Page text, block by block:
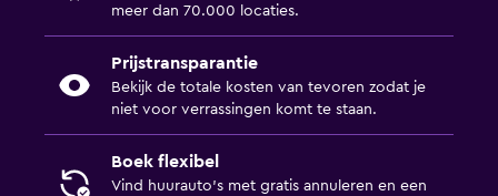
meer dan 70.000 locaties.
Prijstransparantie
Bekijk de totale kosten van tevoren zodat je
niet voor verrassingen komt te staan.
Boek flexibel
Vind huurauto's met gratis annuleren en een